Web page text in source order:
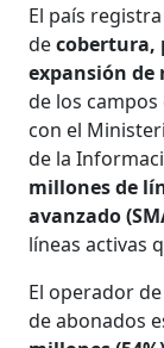
El país
decobertura,
expansión de
de los
con el
de la
millones de
avanzado
líneas activas
El operador
de abonados